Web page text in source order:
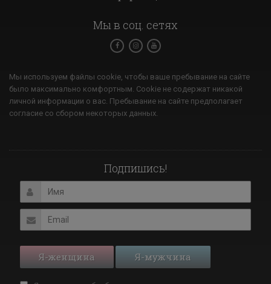
Мы в соц. сетях
Мы используем файлы cookie, чтобы ваше пребывание на сайте
было максимально комфортным. Cookie не содержат никакой
личной информации о вас. Пребывание на сайте предполагает
согласие со сбором некоторых данных.
Подпишись!
Я-женщина Я-мужчина